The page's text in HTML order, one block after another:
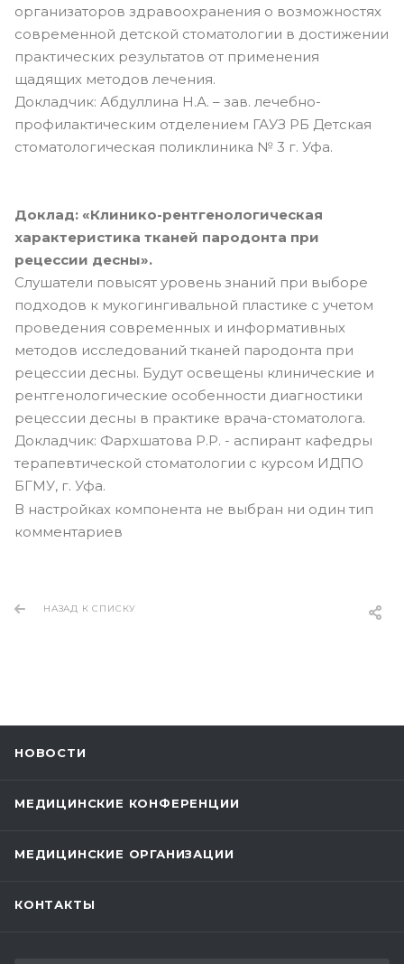
организаторов здравоохранения о возможностях
современной детской стоматологии в достижении
практических результатов от применения
щадящих методов лечения.
Докладчик: Абдуллина Н.А. – зав. лечебно-
профилактическим отделением ГАУЗ РБ Детская
стоматологическая поликлиника № 3 г. Уфа.
Доклад: «Клинико-рентгенологическая
характеристика тканей пародонта при
рецессии десны».
Слушатели повысят уровень знаний при выборе
подходов к мукогингивальной пластике с учетом
проведения современных и информативных
методов исследований тканей пародонта при
рецессии десны. Будут освещены клинические и
рентгенологические особенности диагностики
рецессии десны в практике врача-стоматолога.
Докладчик: Фархшатова Р.Р. - аспирант кафедры
терапевтической стоматологии с курсом ИДПО
БГМУ, г. Уфа.
В настройках компонента не выбран ни один тип
комментариев
НАЗАД К СПИСКУ
НОВОСТИ
МЕДИЦИНСКИЕ КОНФЕРЕНЦИИ
МЕДИЦИНСКИЕ ОРГАНИЗАЦИИ
КОНТАКТЫ